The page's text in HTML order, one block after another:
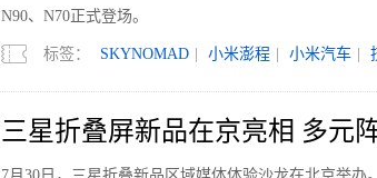
N90、N70正式登场。
标签： SKYNOMAD 小米澎程 小米汽车
三星折叠屏新品在京亮相 多元